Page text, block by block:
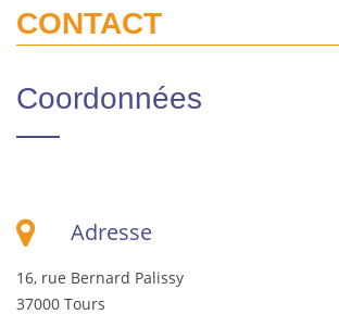
CONTACT
Coordonnées
Adresse
16, rue Bernard Palissy
37000 Tours